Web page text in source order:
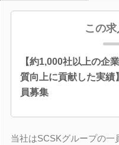
この
【約1,000社以上の企
質向上に貢献した実績
員募集
当社はSCSKグループの